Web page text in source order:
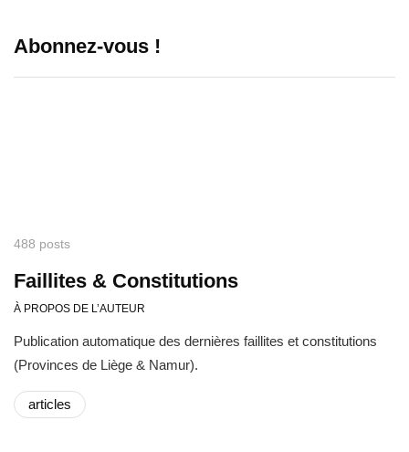
Abonnez-vous !
488 posts
Faillites & Constitutions
À PROPOS DE L’AUTEUR
Publication automatique des dernières faillites et constitutions
(Provinces de Liège & Namur).
articles